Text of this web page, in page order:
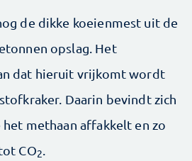
de dikke koeienmest uit de
opslag. Het
dat hieruit vrijkomt wordt
Daarin bevindt zich
methaan affakkelt en zo
CO2